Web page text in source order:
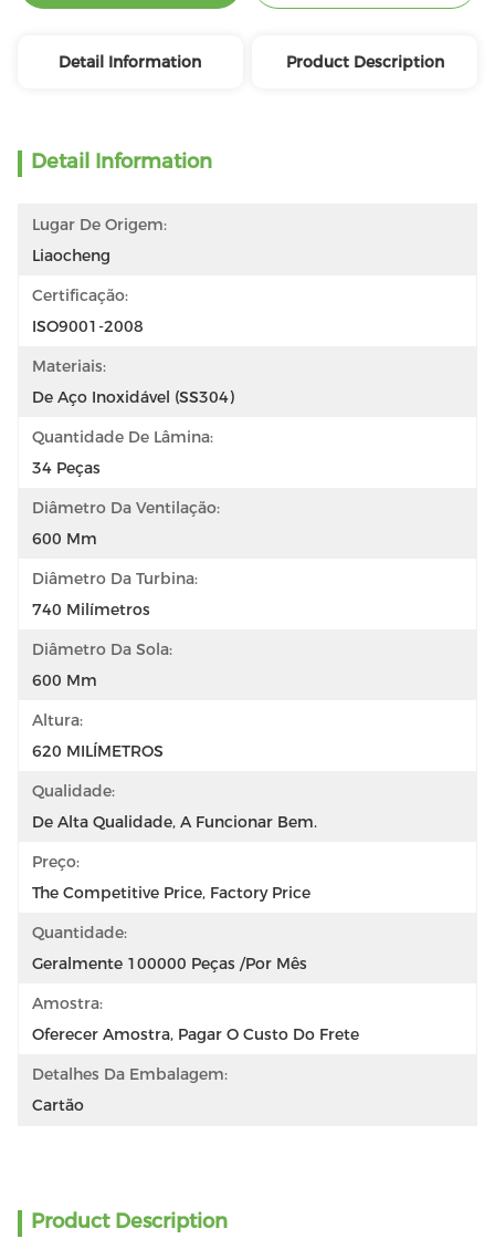
Detail Information Product Description
Detail Information
Lugar De Origem:
Liaocheng
Certificação:
ISO9001-2008
Materiais:
De Aço Inoxidável (SS304)
Quantidade De Lâmina:
34 Peças
Diâmetro Da Ventilação:
600 Mm
Diâmetro Da Turbina:
740 Milímetros
Diâmetro Da Sola:
600 Mm
Altura:
620 MILÍMETROS
Qualidade:
De Alta Qualidade, A Funcionar Bem.
Preço:
The Competitive Price, Factory Price
Quantidade:
Geralmente 100000 Peças /por Mês
Amostra:
Oferecer Amostra, Pagar O Custo Do Frete
Detalhes Da Embalagem:
Cartão
Product Description